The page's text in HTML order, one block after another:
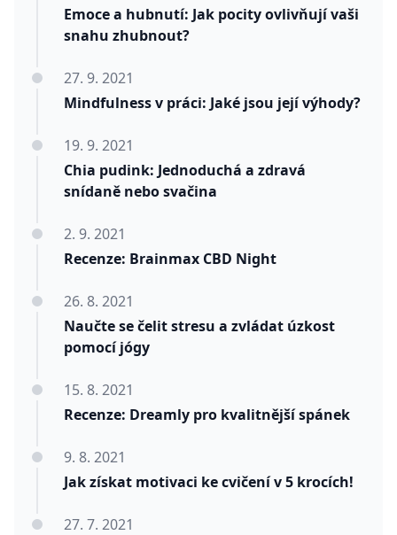
Emoce a hubnutí: Jak pocity ovlivňují vaši
snahu zhubnout?
Mindfulness v práci: Jaké jsou její výhody?
27. 9. 2021
Chia pudink: Jednoduchá a zdravá
snídaně nebo svačina
19. 9. 2021
Recenze: Brainmax CBD Night
2. 9. 2021
Naučte se čelit stresu a zvládat úzkost
pomocí jógy
26. 8. 2021
Recenze: Dreamly pro kvalitnější spánek
15. 8. 2021
Jak získat motivaci ke cvičení v 5 krocích!
9. 8. 2021
27. 7. 2021